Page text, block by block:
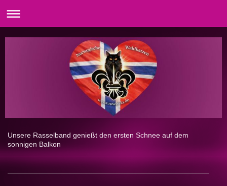
Unsere Rasselband genießt den ersten Schnee auf dem
sonnigen Balkon